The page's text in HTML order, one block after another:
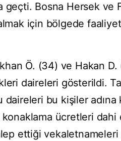
geçti. Bosna Hersek ve
için bölgede
Ö. (34) ve Hakan
daireleri gösterildi.
daireleri bu kişiler adına
ücretleri dahi
ettiği